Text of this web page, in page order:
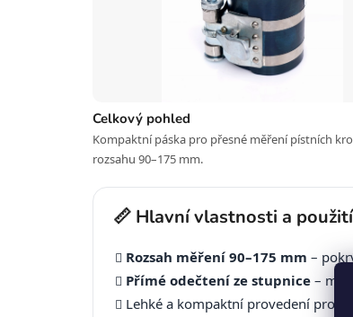
Celkový pohled
Kompaktní páska pro přesné měření pístních
rozsahu 90–175 mm.
📏 Hlavní vlastnosti a použití
Rozsah měření 90–175 mm –
Přímé odečtení ze stupnice –
Lehké a kompaktní provedení pro